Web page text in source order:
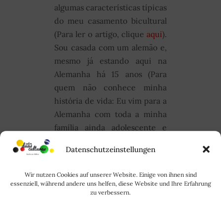
Datenschutzeinstellungen
Wir nutzen Cookies auf unserer Website. Einige von ihnen sind
essenziell, während andere uns helfen, diese Website und Ihre Erfahrung
zu verbessern.
algumas características típicas
do meu casamento bicultural
(Para ler o artigo, clique aqui).
Sou casada com um alemão e,
mesmo já estando aqui na
Alemanha há 15 anos (Para
quem não conhece minha
história de vida: Eu vim para a
Alemanha com toda a minha
família ainda adolescente e
anos depois de chegar aqui!) e
sempre desafios interculturais
a serem vencidos e também